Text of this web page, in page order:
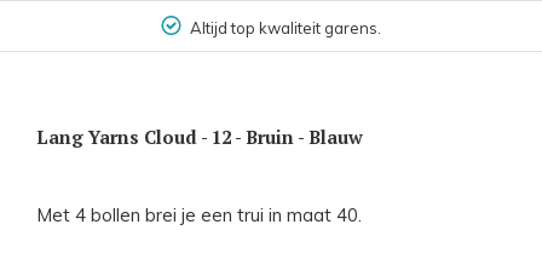
Altijd top kwaliteit garens.
Lang Yarns Cloud - 12 - Bruin - Blauw
Met 4 bollen brei je een trui in maat 40.